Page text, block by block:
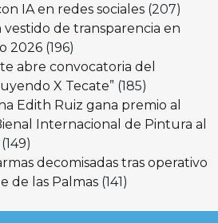
IA en redes sociales (207)
vestido de transparencia en
2026 (196)
abre convocatoria del
X Tecate” (185)
Edith Ruiz gana premio al
Internacional de Pintura al
(149)
decomisadas tras operativo
de las Palmas (141)